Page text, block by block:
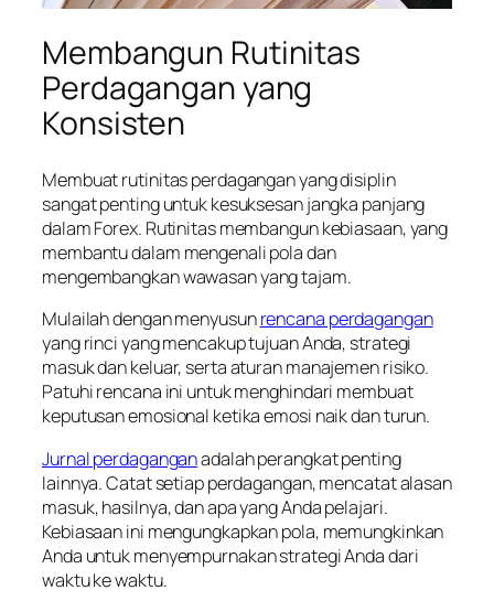
Membangun Rutinitas
Perdagangan yang
Konsisten
Membuat rutinitas perdagangan yang disiplin
sangat penting untuk kesuksesan jangka panjang
dalam Forex. Rutinitas membangun kebiasaan, yang
membantu dalam mengenali pola dan
mengembangkan wawasan yang tajam.
Mulailah dengan menyusunrencana perdagangan
yang rinci yang mencakup tujuan Anda, strategi
masuk dan keluar, serta aturan manajemen risiko.
Patuhi rencana ini untuk menghindari membuat
keputusan emosional ketika emosi naik dan turun.
Jurnal perdaganganadalah perangkat penting
lainnya. Catat setiap perdagangan, mencatat alasan
masuk, hasilnya, dan apa yang Anda pelajari.
Kebiasaan ini mengungkapkan pola, memungkinkan
Anda untuk menyempurnakan strategi Anda dari
waktu ke waktu.